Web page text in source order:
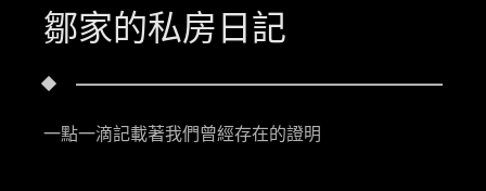
鄒家的私房日記
一點一滴記載著我們曾經存在的證明